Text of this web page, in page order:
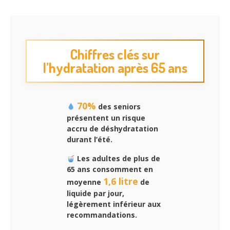
Chiffres clés sur
l’hydratation après 65 ans
70% des seniors
présentent un risque
accru de déshydratation
durant l’été.
Les adultes de plus de
65 ans consomment en
moyenne 1,6 litre de
liquide par jour,
légèrement inférieur aux
recommandations.